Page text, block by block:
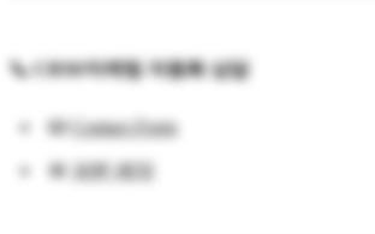
📞 CRM/마케팅 자동화 상담
📧 Contact Form
📅 30분 예약